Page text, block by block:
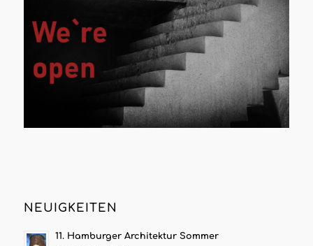
NEUIGKEITEN
11. Hamburger Architektur Sommer